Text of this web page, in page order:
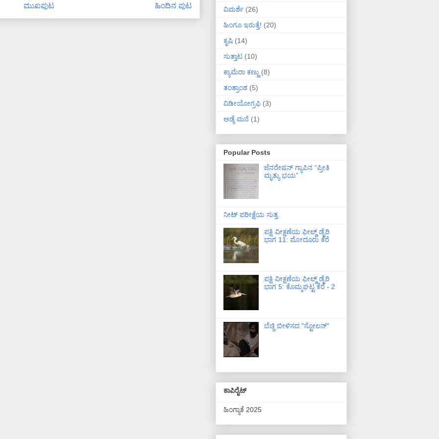
ಹಿಂದಿನ ಪುಟ
ಮುಖಪುಟ
ವಿಮರ್ಶೆ (26)
ಹಿಂಗೂ ಇರುತ್ತೆ! (20)
ಕೃಷಿ (14)
ಸುತ್ತಾಟ (10)
ಕ್ಯಾಮೆರಾ ಕಣ್ಣು (8)
ತಂತ್ರಾಂಶ (5)
ವಿಡೀಯೋಗ್ರಫಿ (3)
ಅಡ್ಗೆ ಮನೆ (1)
Popular Posts
ಜೆನರೇಷನ್ ಗ್ಯಾಪಿನ “ಪ್ರೀತಿ
ಮೃತ್ಯು ಭಯ”
ನೀಟ್ ಪರೀಕ್ಷೆಯ ಸುತ್ತ.
ಪಕ್ಷಿ ವೀಕ್ಷಣೆಯ ಫೀಲ್ಡ್‌ ಡೈರಿ
ಭಾಗ 11: ಮೋದೂರು ಕೆರೆ
ಪಕ್ಷಿ ವೀಕ್ಷಣೆಯ ಫೀಲ್ಡ್‌ ಡೈರಿ
ಭಾಗ 5: ಕೊಮ್ಮಘಟ್ಟ ಕೆರೆ - 2
ಬೆಚ್ಚಿ ಬೀಳಿಸದ "ಸ್ಟೋಲನ್"
ಕಾಪಿರೈಟ್
ಹಿಂಗ್ಯಾಕೆ 2025